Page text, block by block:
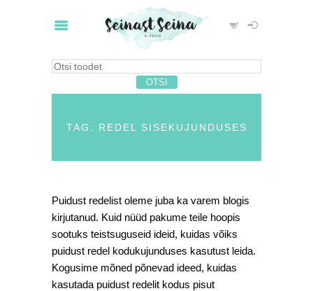
TAG: REDEL SISEKUJUNDUSES
Puidust redelist oleme juba ka varem blogis
kirjutanud. Kuid nüüd pakume teile hoopis
sootuks teistsuguseid ideid, kuidas võiks
puidust redel kodukujunduses kasutust leida.
Kogusime mõned põnevad ideed, kuidas
kasutada puidust redelit kodus pisut